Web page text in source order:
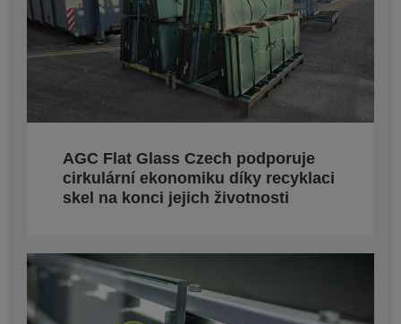
AGC Flat Glass Czech podporuje
cirkulární ekonomiku díky recyklaci
skel na konci jejich životnosti